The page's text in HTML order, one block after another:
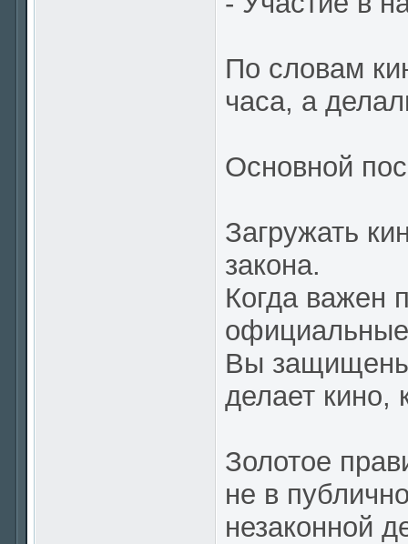
По словам
часа, а
Основной
Загружать
закона.
Когда важен
Вы защищены
делает кино,
Золотое
не в
незаконной